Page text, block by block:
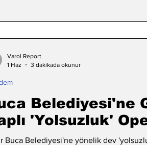
Belediyesi'ne
'Yolsuzluk'
Buca Belediyesi'ne yönelik dev
Varol Report
1 Haz
3 dakikada okunur